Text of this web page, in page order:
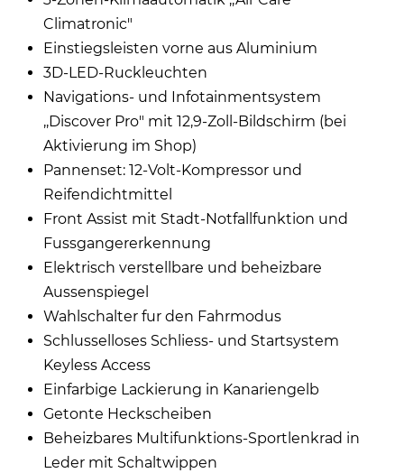
Climatronic"
Einstiegsleisten vorne aus Aluminium
3D-LED-Ruckleuchten
Navigations- und Infotainmentsystem
,,Discover Pro" mit 12,9-Zoll-Bildschirm (bei
Aktivierung im Shop)
Pannenset: 12-Volt-Kompressor und
Reifendichtmittel
Front Assist mit Stadt-Notfallfunktion und
Fussgangererkennung
Elektrisch verstellbare und beheizbare
Aussenspiegel
Wahlschalter fur den Fahrmodus
Schlusselloses Schliess- und Startsystem
Keyless Access
Einfarbige Lackierung in Kanariengelb
Getonte Heckscheiben
Beheizbares Multifunktions-Sportlenkrad in
Leder mit Schaltwippen